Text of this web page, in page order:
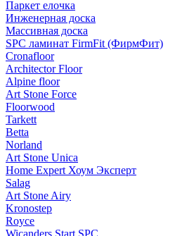
Паркет елочка
Инженерная доска
Массивная доска
SPC ламинат FirmFit (ФирмФит)
Cronafloor
Architector Floor
Alpine floor
Art Stone Force
Floorwood
Tarkett
Betta
Norland
Art Stone Unica
Home Expert Хоум Эксперт
Salag
Art Stone Airy
Kronostep
Royce
Wicanders Start SPC